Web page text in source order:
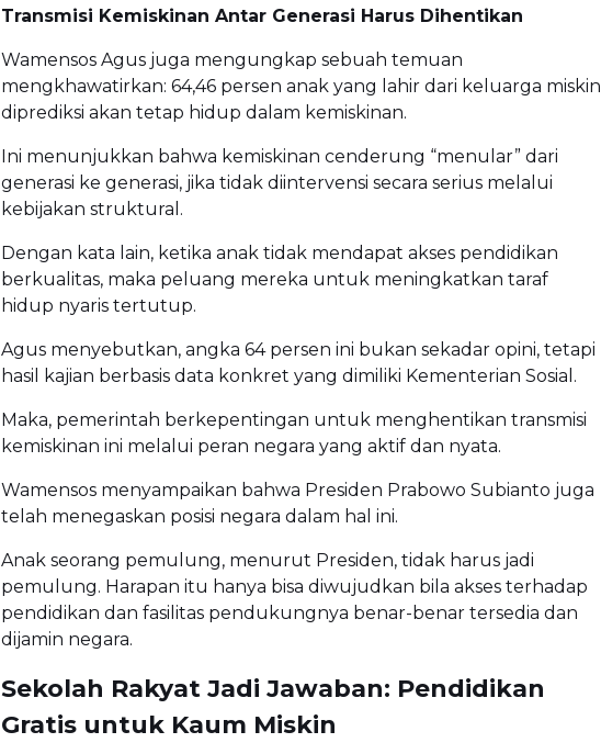
Transmisi Kemiskinan Antar Generasi Harus Dihentikan
Wamensos Agus juga mengungkap sebuah temuan
mengkhawatirkan: 64,46 persen anak yang lahir dari keluarga miskin
diprediksi akan tetap hidup dalam kemiskinan.
Ini menunjukkan bahwa kemiskinan cenderung “menular” dari
generasi ke generasi, jika tidak diintervensi secara serius melalui
kebijakan struktural.
Dengan kata lain, ketika anak tidak mendapat akses pendidikan
berkualitas, maka peluang mereka untuk meningkatkan taraf
hidup nyaris tertutup.
Agus menyebutkan, angka 64 persen ini bukan sekadar opini, tetapi
hasil kajian berbasis data konkret yang dimiliki Kementerian Sosial.
Maka, pemerintah berkepentingan untuk menghentikan transmisi
kemiskinan ini melalui peran negara yang aktif dan nyata.
Wamensos menyampaikan bahwa Presiden Prabowo Subianto juga
telah menegaskan posisi negara dalam hal ini.
Anak seorang pemulung, menurut Presiden, tidak harus jadi
pemulung. Harapan itu hanya bisa diwujudkan bila akses terhadap
pendidikan dan fasilitas pendukungnya benar-benar tersedia dan
dijamin negara.
Sekolah Rakyat Jadi Jawaban: Pendidikan
Gratis untuk Kaum Miskin